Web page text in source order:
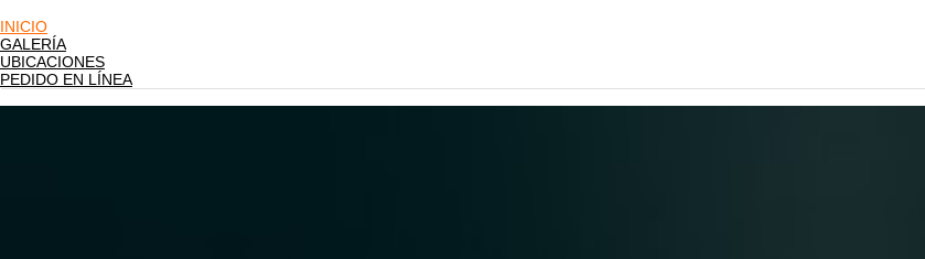
INICIO
GALERÍA
UBICACIONES
PEDIDO EN LÍNEA